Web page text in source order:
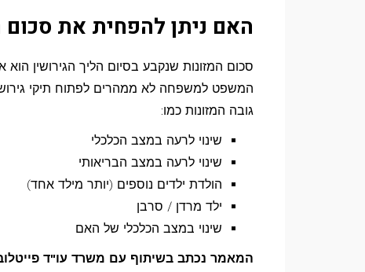
האם ניתן להפחית את
סכום המזונות שנקבע בסיום הליך הגירושין הוא
המשפט למשפחה לא ממהרים לפתוח תיקי
גובה המזונות כמו:
שינוי לרעה במצב הכלכלי
שינוי לרעה במצב הבריאותי
הולדת ילדים נוספים (יותר מילד אחד)
ילד מרדן / סרבן
שינוי במצב הכלכלי של האם
המאמר נכתב בשיתוף עם משרד עו"ד